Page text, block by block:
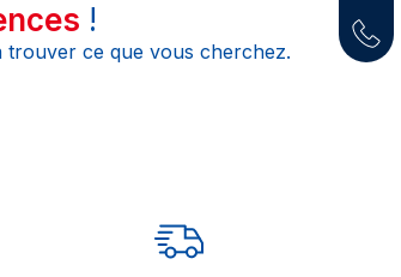
!
trouver ce que vous cherchez.